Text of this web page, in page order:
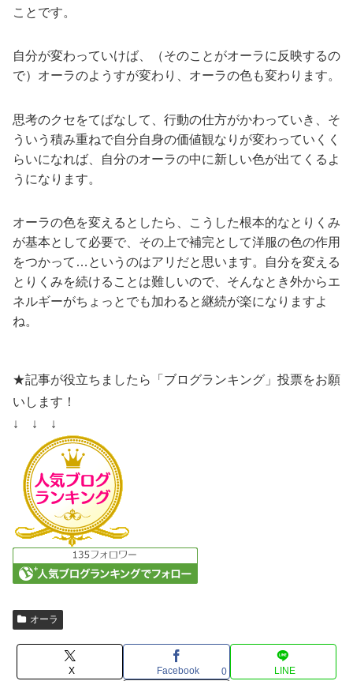
ことです。
自分が変わっていけば、（そのことがオーラに反映するの
で）オーラのようすが変わり、オーラの色も変わります。
思考のクセをてばなして、行動の仕方がかわっていき、そ
ういう積み重ねで自分自身の価値観なりが変わっていくく
らいになれば、自分のオーラの中に新しい色が出てくるよ
うになります。
オーラの色を変えるとしたら、こうした根本的なとりくみ
が基本として必要で、その上で補完として洋服の色の作用
をつかって…というのはアリだと思います。自分を変える
とりくみを続けることは難しいので、そんなとき外からエ
ネルギーがちょっとでも加わると継続が楽になりますよ
ね。
★記事が役立ちましたら「ブログランキング」投票をお願
いします！
↓ ↓ ↓
オーラ
X Facebook 0 LINE